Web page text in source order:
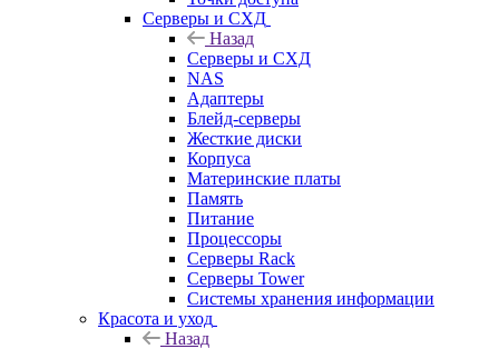
Серверы и СХД
Назад
Серверы и СХД
NAS
Адаптеры
Блейд-серверы
Жесткие диски
Корпуса
Материнские платы
Память
Питание
Процессоры
Серверы Rack
Серверы Tower
Системы хранения информации
Красота и уход
Назад